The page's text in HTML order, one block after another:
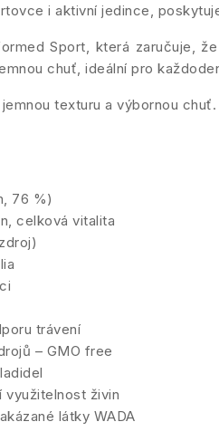
i aktivní jedince,
Sport, která zaručuje,
chuť, ideální pro
texturu a výbornou chuť.
76 %)
celková vitalita
trávení
– GMO free
využitelnost živin
látky WADA